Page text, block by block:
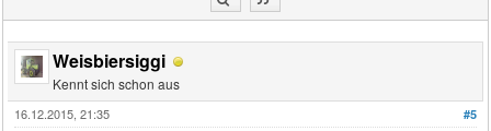
Weisbiersiggi
Kennt sich schon aus
#5
16.12.2015, 21:35